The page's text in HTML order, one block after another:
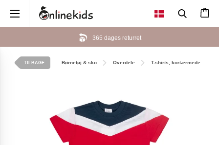
365 dages returret
TILBAGE Børnetøj & sko Overdele T-shirts, kortærmede